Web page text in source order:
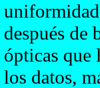
después de
ópticas que
los datos,